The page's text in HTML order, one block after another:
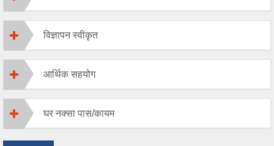
विज्ञापन स्वीकृत
आर्थिक सहयोग
घर नक्सा पास/कायम